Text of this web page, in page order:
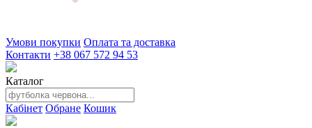
Умови покупки Оплата та доставка
Контакти +38 067 572 94 53
Каталог
Кабінет Обране Кошик